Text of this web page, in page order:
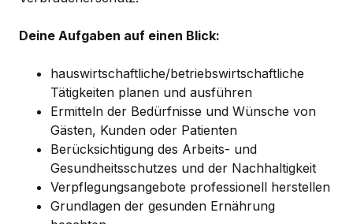
Deine Aufgaben auf einen Blick:
hauswirtschaftliche/betriebswirtschaftliche
Tätigkeiten planen und ausführen
Ermitteln der Bedürfnisse und Wünsche von
Gästen, Kunden oder Patienten
Berücksichtigung des Arbeits- und
Gesundheitsschutzes und der Nachhaltigkeit
Verpflegungsangebote professionell herstellen
Grundlagen der gesunden Ernährung